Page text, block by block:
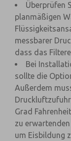
Überprüfen
planmäßigen
messbarer
dass das
Bei
sollte die
Außerdem
Grad
zu
um Eisbildung